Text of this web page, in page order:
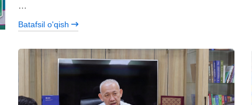
…
Batafsil o'qish